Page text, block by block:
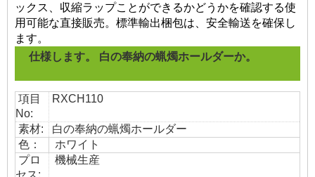
ックス、収縮ラップことができるかどうかを確認する使
用可能な直接販売。標準輸出梱包は、安全輸送を確保し
ます。
仕様します。
白の奉納の蝋燭ホールダーか。
項目
No:
RXCH110
素材:
白の奉納の蝋燭ホールダー
色：
ホワイト
プロ
セス:
機械生産